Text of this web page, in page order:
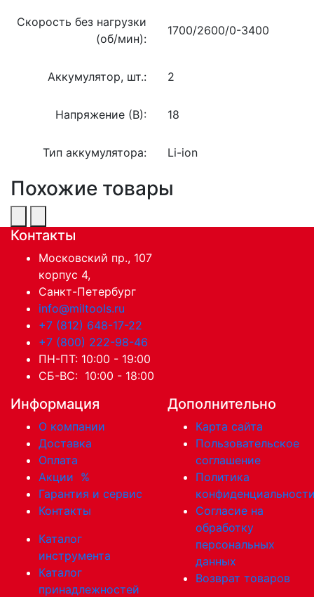
Скорость без нагрузки
(об/мин):
1700/2600/0-3400
Аккумулятор, шт.: 2
Напряжение (В): 18
Тип аккумулятора: Li-ion
Похожие товары
Контакты
Московский пр., 107
корпус 4,
Санкт-Петербург
info@miltools.ru
+7 (812) 648-17-22
+7 (800) 222-98-46
ПН-ПТ: 10:00 - 19:00
СБ-ВС: 10:00 - 18:00
Информация
О компании
Доставка
Оплата
Акции %
Гарантия и сервис
Контакты
Каталог
инструмента
Каталог
принадлежностей
Дополнительно
Карта сайта
Пользовательское
соглашение
Политика
Согласие на
обработку
персональных
данных
Возврат товаров